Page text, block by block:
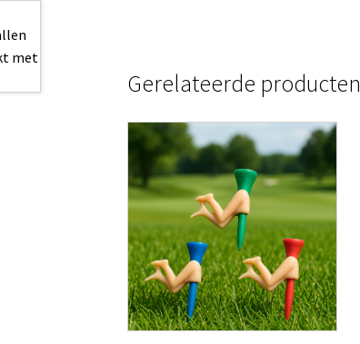
Gerelateerde producten